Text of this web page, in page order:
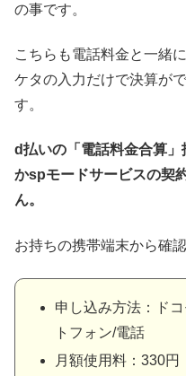
の事です。
こちらも電話料金と一緒
ケタの入力だけで決算が
す。
d払いの「電話料金合算
かspモードサービスの契
ん。
お持ちの携帯端末から確
申し込み方法：ド
トフォン/電話
月額使用料：330円